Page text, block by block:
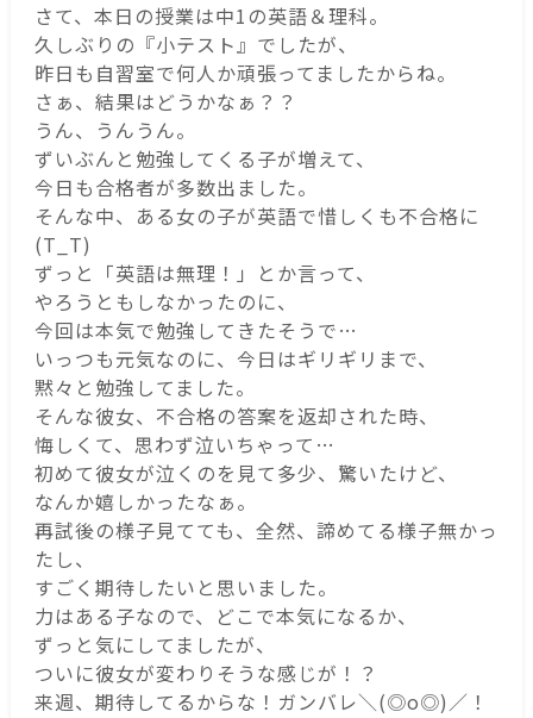
さて、本日の授業は中1の英語＆理科。
久しぶりの『小テスト』でしたが、
昨日も自習室で何人か頑張ってましたからね。
さぁ、結果はどうかなぁ？？
うん、うんうん。
ずいぶんと勉強してくる子が増えて、
今日も合格者が多数出ました。
そんな中、ある女の子が英語で惜しくも不合格に
(T_T)
ずっと「英語は無理！」とか言って、
やろうともしなかったのに、
今回は本気で勉強してきたそうで…
いっつも元気なのに、今日はギリギリまで、
黙々と勉強してました。
そんな彼女、不合格の答案を返却された時、
悔しくて、思わず泣いちゃって…
初めて彼女が泣くのを見て多少、驚いたけど、
なんか嬉しかったなぁ。
再試後の様子見てても、全然、諦めてる様子無かっ
たし、
すごく期待したいと思いました。
力はある子なので、どこで本気になるか、
ずっと気にしてましたが、
ついに彼女が変わりそうな感じが！？
来週、期待してるからな！ガンバレ＼(◎o◎)／！